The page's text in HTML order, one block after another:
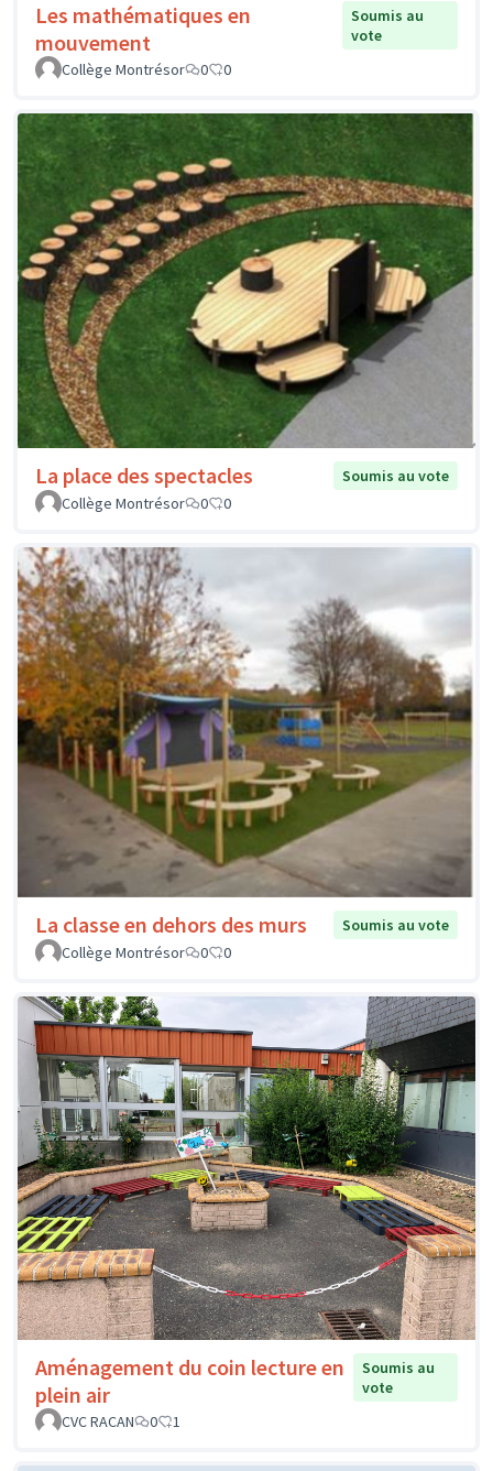
Les mathématiques en
mouvement
Soumis au
vote
Collège Montrésor
0 0
La place des spectacles
Soumis au vote
Collège Montrésor
0 0
La classe en dehors des murs
Soumis au vote
Collège Montrésor
0 0
Aménagement du coin lecture en
plein air
Soumis au
vote
CVC RACAN
0 1